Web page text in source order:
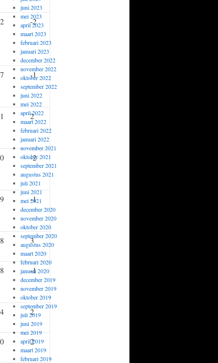
-2
-1
2
-2
-1
3
-1
2
2
juni 2023
mei 2023
april 2023
maart 2023
februari 2023
januari 2023
december 2022
november 2022
oktober 2022
september 2022
juni 2022
mei 2022
april 2022
maart 2022
februari 2022
januari 2022
november 2021
oktober 2021
september 2021
augustus 2021
juli 2021
juni 2021
mei 2021
december 2020
november 2020
oktober 2020
september 2020
augustus 2020
maart 2020
februari 2020
januari 2020
december 2019
november 2019
oktober 2019
september 2019
juli 2019
juni 2019
mei 2019
april 2019
maart 2019
februari 2019